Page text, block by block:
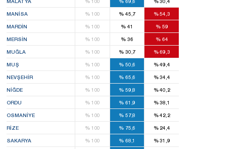
MANISA %100 %45,7 %54,3
MARDIN %100 % 41 %59
MERSIN %100 % 36 %64
MUĞLA %100 %30,7 %69,3
MUŞ %100 %50,6 %49,4
NEVŞEHIR %100 %65,6 %34,4
NIĞDE %100 %59,8 %40,2
ORDU %100 %61,9 %38,1
OSMANIYE %100 %57,8 %42,2
RIZE %100 %75,6 %24,4
SAKARYA %100 %68,1 %31,9